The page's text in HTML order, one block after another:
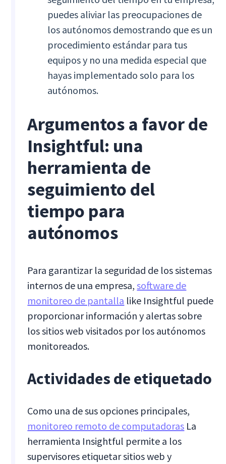
puedes aliviar las preocupaciones de
los autónomos demostrando que es un
procedimiento estándar para tus
equipos y no una medida especial que
hayas implementado solo para los
autónomos.
Argumentos a favor de ‍
Insightful: una
herramienta de
seguimiento del
tiempo para
autónomos
Para garantizar la seguridad de los sistemas
internos de una empresa,software de
monitoreo de pantalla like Insightful puede
proporcionar información y alertas sobre
los sitios web visitados por los autónomos
monitoreados.
Actividades de etiquetado
Como una de sus opciones principales,
monitoreo remoto de computadoras La
herramienta Insightful permite a los
supervisores etiquetar sitios web y